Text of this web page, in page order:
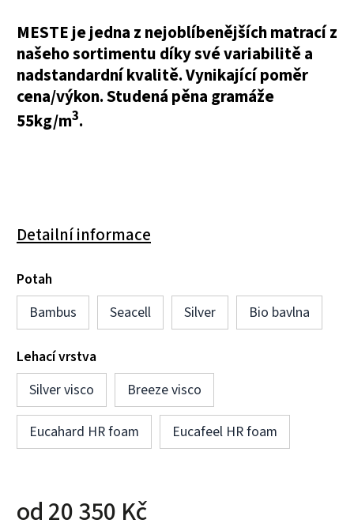
MESTE je jedna z nejoblíbenějších matrací z
našeho sortimentu díky své variabilitě a
nadstandardní kvalitě. Vynikající poměr
cena/výkon. Studená pěna gramáže
55kg/m3.
Detailní informace
Potah
Bambus
Seacell Silver Bio bavlna
Lehací vrstva
Silver visco
Breeze visco
Eucahard HR foam Eucafeel HR foam
od20 350 Kč